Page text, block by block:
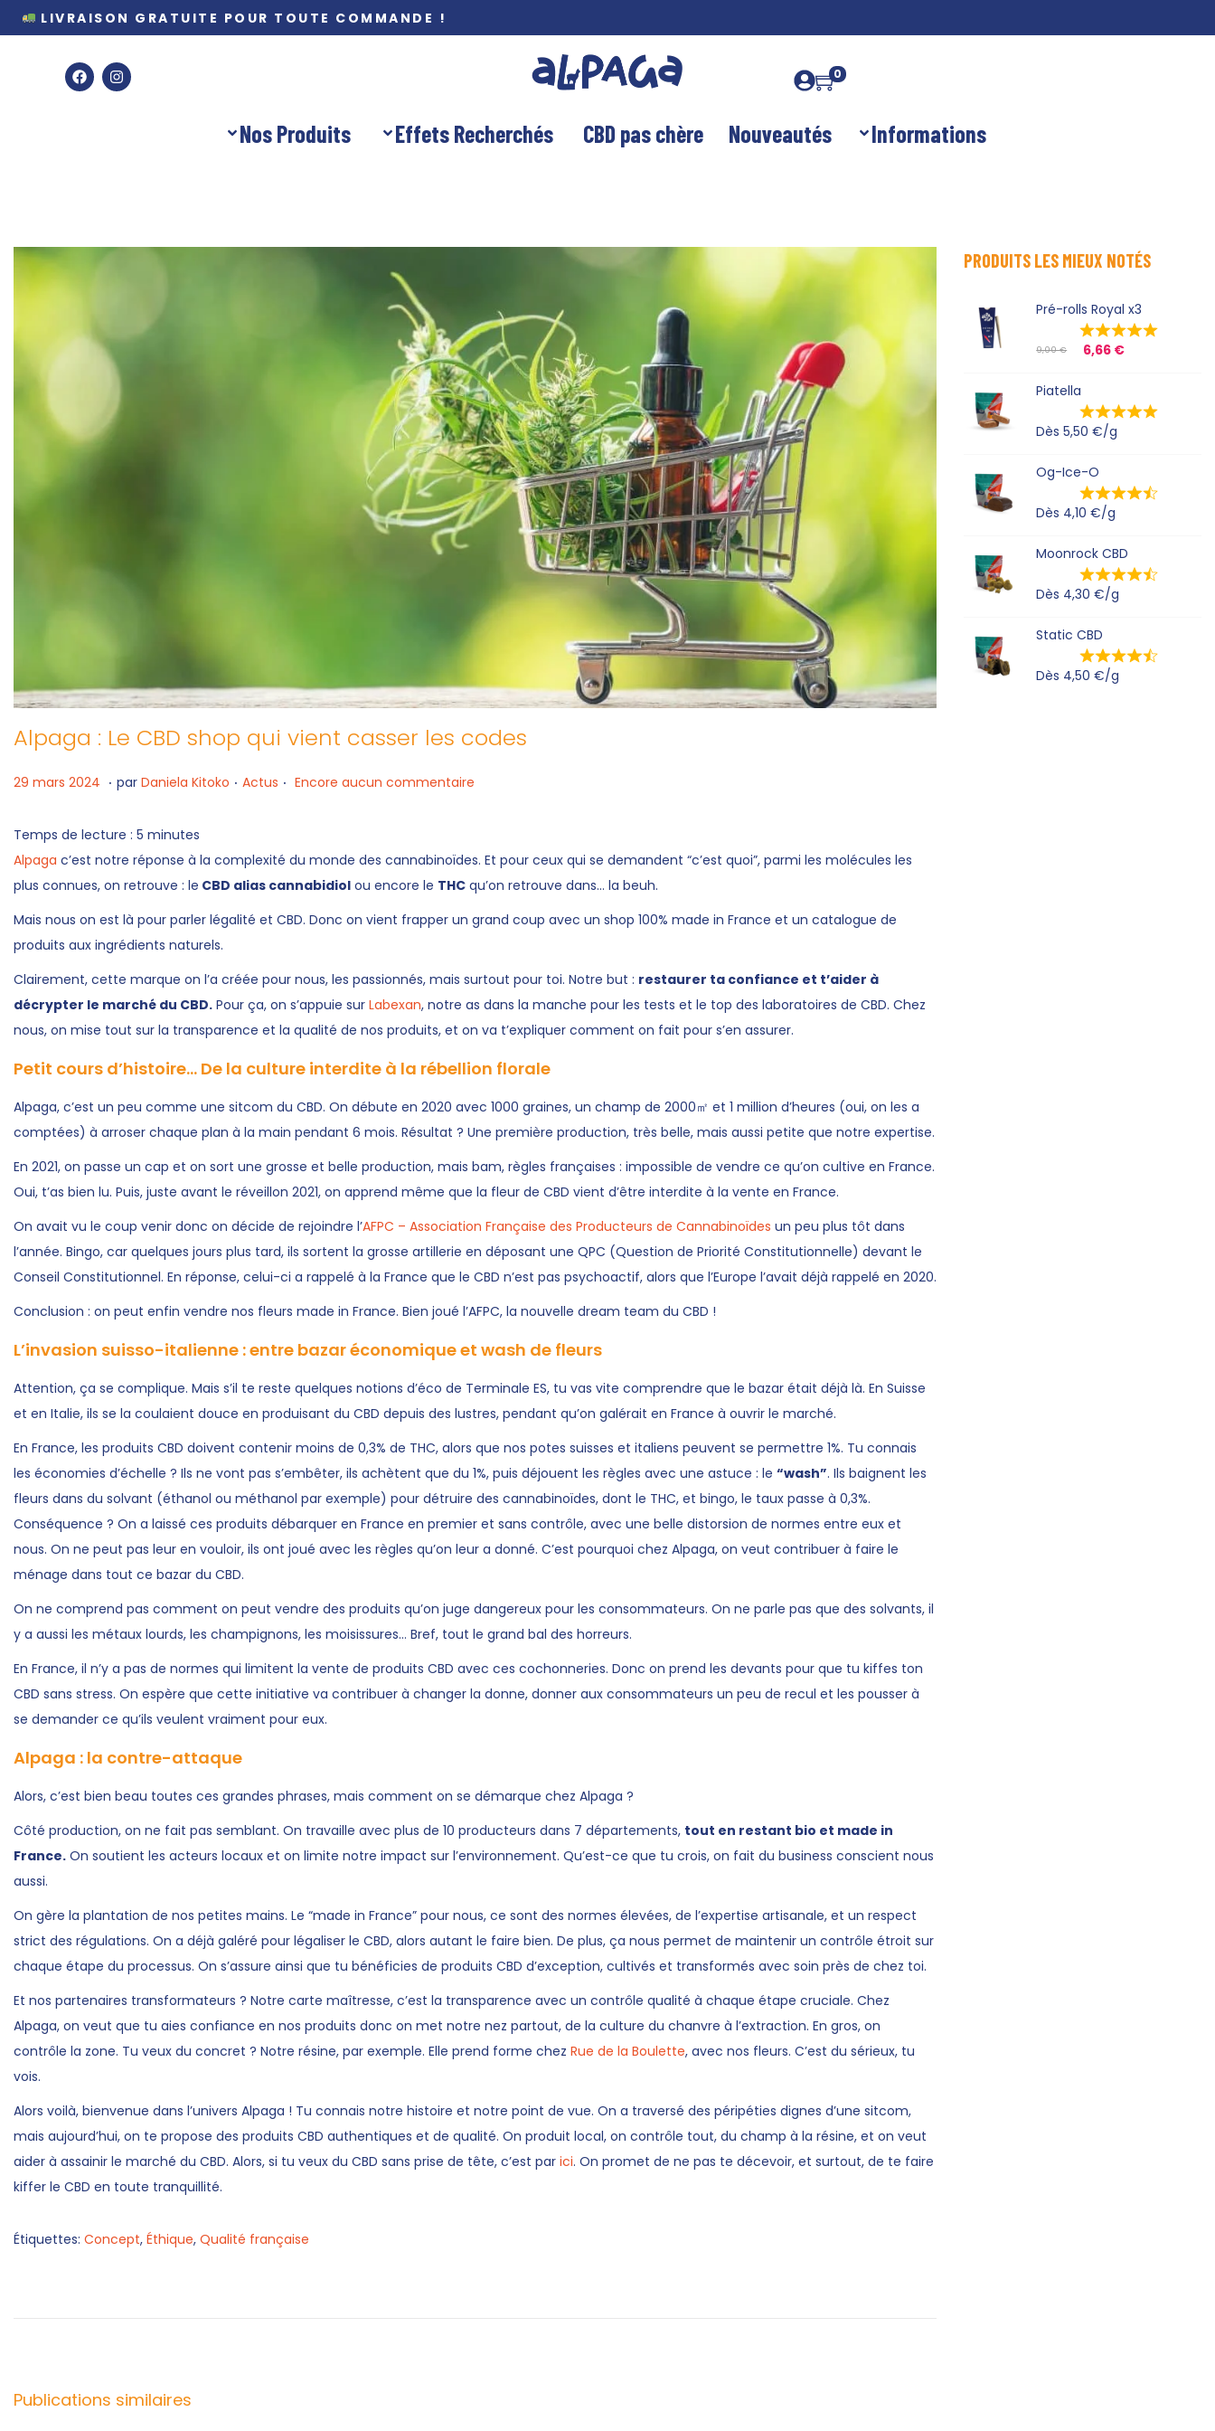
LIVRAISON GRATUITE POUR TOUTE COMMANDE !
0
Nos Produits Effets Recherchés CBD pas chère Nouveautés Informations
Alpaga : Le CBD shop qui vient casser les codes
P
b
l
i
e
29 mars 2024
j
a
n
e
r
2
0
. par Daniela Kitoko . P
l
i
n
s
Actus . Encore aucun commentaire
Temps de lecture : 5 minutes
Alpaga c’est notre réponse à la complexité du monde des cannabinoïdes. Et pour ceux qui se demandent “c’est quoi”, parmi les molécules les
plus connues, on retrouve : le CBD alias cannabidiol ou encore le THC qu’on retrouve dans… la beuh.
Mais nous on est là pour parler légalité et CBD. Donc on vient frapper un grand coup avec un shop 100% made in France et un catalogue de
produits aux ingrédients naturels.
Clairement, cette marque on l’a créée pour nous, les passionnés, mais surtout pour toi. Notre but : restaurer ta confiance et t’aider à
décrypter le marché du CBD. Pour ça, on s’appuie sur Labexan, notre as dans la manche pour les tests et le top des laboratoires de CBD. Chez
nous, on mise tout sur la transparence et la qualité de nos produits, et on va t’expliquer comment on fait pour s’en assurer.
Petit cours d’histoire… De la culture interdite à la rébellion florale
Alpaga, c’est un peu comme une sitcom du CBD. On débute en 2020 avec 1000 graines, un champ de 2000㎡ et 1 million d’heures (oui, on les a
comptées) à arroser chaque plan à la main pendant 6 mois. Résultat ? Une première production, très belle, mais aussi petite que notre expertise.
En 2021, on passe un cap et on sort une grosse et belle production, mais bam, règles françaises : impossible de vendre ce qu’on cultive en France.
Oui, t’as bien lu. Puis, juste avant le réveillon 2021, on apprend même que la fleur de CBD vient d’être interdite à la vente en France.
On avait vu le coup venir donc on décide de rejoindre l’AFPC – Association Française des Producteurs de Cannabinoïdes un peu plus tôt dans
l’année. Bingo, car quelques jours plus tard, ils sortent la grosse artillerie en déposant une QPC (Question de Priorité Constitutionnelle) devant le
Conseil Constitutionnel. En réponse, celui-ci a rappelé à la France que le CBD n’est pas psychoactif, alors que l’Europe l’avait déjà rappelé en 2020.
Conclusion : on peut enfin vendre nos fleurs made in France. Bien joué l’AFPC, la nouvelle dream team du CBD !
L’invasion suisso-italienne : entre bazar économique et wash de fleurs
Attention, ça se complique. Mais s’il te reste quelques notions d’éco de Terminale ES, tu vas vite comprendre que le bazar était déjà là. En Suisse
et en Italie, ils se la coulaient douce en produisant du CBD depuis des lustres, pendant qu’on galérait en France à ouvrir le marché.
En France, les produits CBD doivent contenir moins de 0,3% de THC, alors que nos potes suisses et italiens peuvent se permettre 1%. Tu connais
les économies d’échelle ? Ils ne vont pas s’embêter, ils achètent que du 1%, puis déjouent les règles avec une astuce : le “wash”. Ils baignent les
fleurs dans du solvant (éthanol ou méthanol par exemple) pour détruire des cannabinoïdes, dont le THC, et bingo, le taux passe à 0,3%.
Conséquence ? On a laissé ces produits débarquer en France en premier et sans contrôle, avec une belle distorsion de normes entre eux et
nous. On ne peut pas leur en vouloir, ils ont joué avec les règles qu’on leur a donné. C’est pourquoi chez Alpaga, on veut contribuer à faire le
ménage dans tout ce bazar du CBD.
On ne comprend pas comment on peut vendre des produits qu’on juge dangereux pour les consommateurs. On ne parle pas que des solvants, il
y a aussi les métaux lourds, les champignons, les moisissures… Bref, tout le grand bal des horreurs.
En France, il n’y a pas de normes qui limitent la vente de produits CBD avec ces cochonneries. Donc on prend les devants pour que tu kiffes ton
CBD sans stress. On espère que cette initiative va contribuer à changer la donne, donner aux consommateurs un peu de recul et les pousser à
se demander ce qu’ils veulent vraiment pour eux.
Alpaga : la contre-attaque
Alors, c’est bien beau toutes ces grandes phrases, mais comment on se démarque chez Alpaga ?
Côté production, on ne fait pas semblant. On travaille avec plus de 10 producteurs dans 7 départements, tout en restant bio et made in
France. On soutient les acteurs locaux et on limite notre impact sur l’environnement. Qu’est-ce que tu crois, on fait du business conscient nous
aussi.
On gère la plantation de nos petites mains. Le “made in France” pour nous, ce sont des normes élevées, de l’expertise artisanale, et un respect
strict des régulations. On a déjà galéré pour légaliser le CBD, alors autant le faire bien. De plus, ça nous permet de maintenir un contrôle étroit sur
chaque étape du processus. On s’assure ainsi que tu bénéficies de produits CBD d’exception, cultivés et transformés avec soin près de chez toi.
Et nos partenaires transformateurs ? Notre carte maîtresse, c’est la transparence avec un contrôle qualité à chaque étape cruciale. Chez
Alpaga, on veut que tu aies confiance en nos produits donc on met notre nez partout, de la culture du chanvre à l’extraction. En gros, on
contrôle la zone. Tu veux du concret ? Notre résine, par exemple. Elle prend forme chez Rue de la Boulette, avec nos fleurs. C’est du sérieux, tu
vois.
Alors voilà, bienvenue dans l’univers Alpaga ! Tu connais notre histoire et notre point de vue. On a traversé des péripéties dignes d’une sitcom,
mais aujourd’hui, on te propose des produits CBD authentiques et de qualité. On produit local, on contrôle tout, du champ à la résine, et on veut
aider à assainir le marché du CBD. Alors, si tu veux du CBD sans prise de tête, c’est par ici. On promet de ne pas te décevoir, et surtout, de te faire
kiffer le CBD en toute tranquillité.
Étiquettes: Concept, Éthique, Qualité française
b
Publications similaires
PRODUITS LES MIEUX NOTÉS
Pré-rolls Royal x3
9,00€ 6,66 €
Piatella
Dès5,50€/g
Og-Ice-O
Dès 4,10€/g
Moonrock CBD
Dès 4,30€/g
Static CBD
Dès 4,50€/g